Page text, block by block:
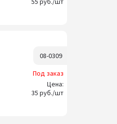
Цена:
35 руб./шт
Под заказ
08-0309